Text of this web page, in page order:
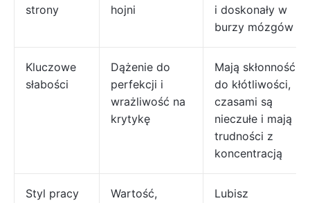
strony
hojni
i doskonały w
burzy mózgów
Kluczowe
słabości
Dążenie do
perfekcji i
wrażliwość na
krytykę
Mają skłonność
do kłótliwości,
czasami są
nieczułe i mają
trudności z
koncentracją
Styl pracy
Wartość,
Lubisz